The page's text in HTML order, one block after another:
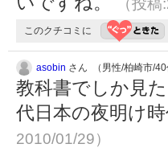
このクチコミに
asobin さん （男性/柏崎市/40
教科書でしか見
代日本の夜明け
2010/01/29）